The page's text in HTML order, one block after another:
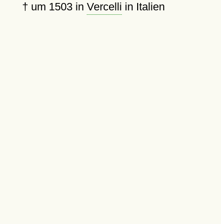
† um 1503in Vercelli in Italien